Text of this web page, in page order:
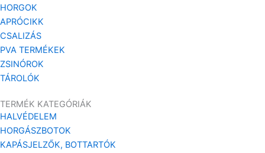
HORGOK
APRÓCIKK
CSALIZÁS
PVA TERMÉKEK
ZSINÓROK
TÁROLÓK
TERMÉK KATEGÓRIÁK
HALVÉDELEM
HORGÁSZBOTOK
KAPÁSJELZŐK, BOTTARTÓK